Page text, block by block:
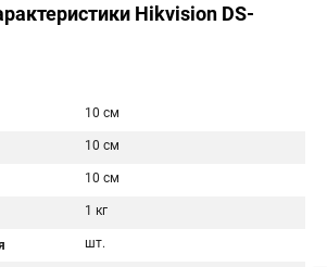
Hikvision DS-
10 см
10 см
10 см
1 кг
шт.